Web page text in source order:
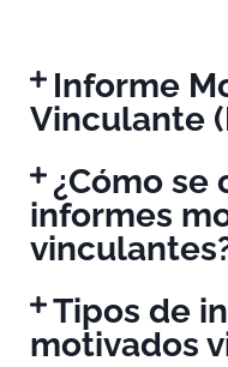
Informe
Vinculante
¿Cómo se
informes
Tipos de
motivados